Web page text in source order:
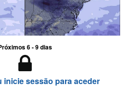
6 - 9 dias
inicie sessão para aceder